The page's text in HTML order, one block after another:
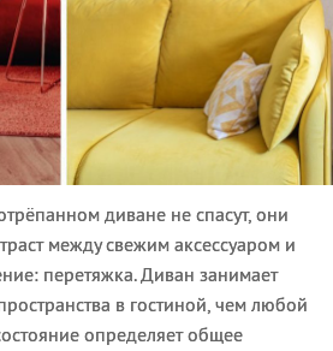
диване не спасут, они
между свежим аксессуаром и
перетяжка. Диван занимает
в гостиной, чем любой
определяет общее